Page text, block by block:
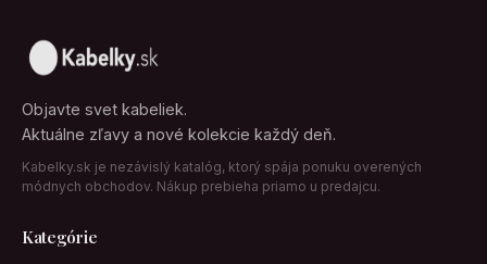
Objavte svet kabeliek.
Aktuálne zľavy a nové kolekcie každý deň.
Kabelky.sk je nezávislý katalóg, ktorý spája ponuku overených
módnych obchodov. Nákup prebieha priamo u predajcu.
Kategórie